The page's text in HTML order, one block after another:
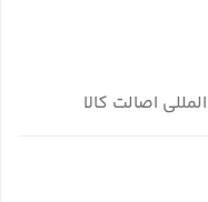
اصالت کالا